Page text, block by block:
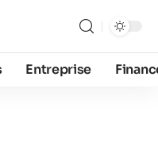
Entreprise